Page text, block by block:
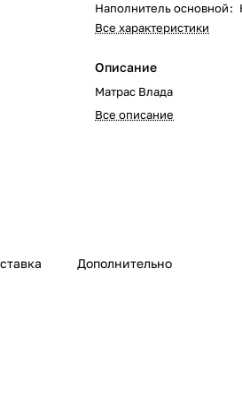
Наполнитель основной:
Все характеристики
Описание
Матрас Влада
Все описание
Дополнительно